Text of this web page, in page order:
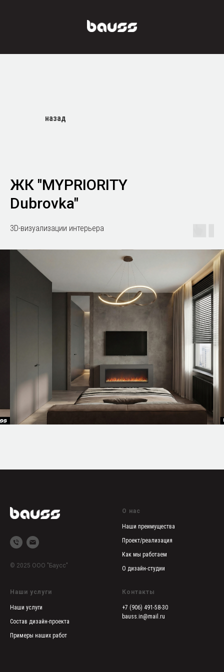
назад
ЖК "MYPRIORITY
Dubrovka"
3D-визуализации интерьера
© 2025 ООО "Баусс"
О нас
Наши преимущества
Проект/реализация
Как мы работаем
О дизайн-студии
Наши услуги
Наши услуги
Состав дизайн-проекта
Примеры наших работ
Контакты
+7 (906) 491-58-30
bauss.in@mail.ru